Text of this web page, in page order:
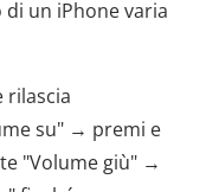
un iPhone varia
rilascia
su" → premi e
"Volume giù" →